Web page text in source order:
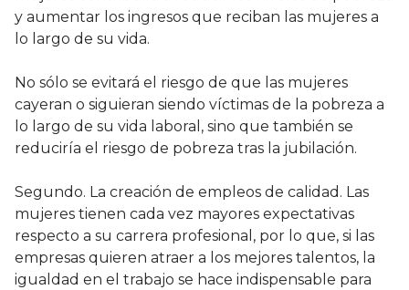
y aumentar los ingresos que reciban las mujeres a
lo largo de su vida.
No sólo se evitará el riesgo de que las mujeres
cayeran o siguieran siendo víctimas de la pobreza a
lo largo de su vida laboral, sino que también se
reduciría el riesgo de pobreza tras la jubilación.
Segundo. La creación de empleos de calidad. Las
mujeres tienen cada vez mayores expectativas
respecto a su carrera profesional, por lo que, si las
empresas quieren atraer a los mejores talentos, la
igualdad en el trabajo se hace indispensable para